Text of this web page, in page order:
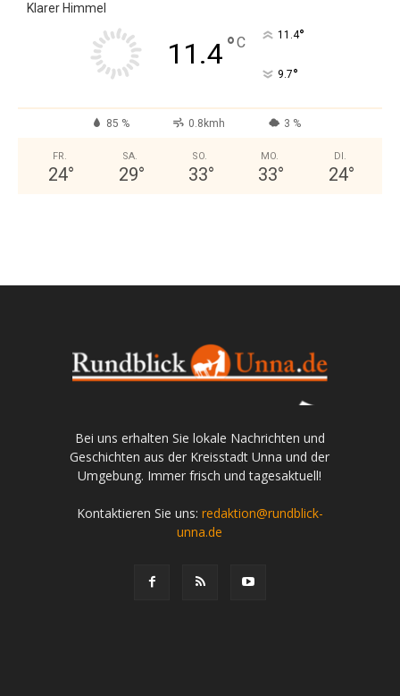
Klarer Himmel
11.4°C 11.4°
9.7°
85 % 0.8kmh 3 %
FR.
24°
SA.
29°
SO.
33°
MO.
33°
DI.
24°
Bei uns erhalten Sie lokale Nachrichten und
Geschichten aus der Kreisstadt Unna und der
Umgebung. Immer frisch und tagesaktuell!
Kontaktieren Sie uns: redaktion@rundblick-
unna.de